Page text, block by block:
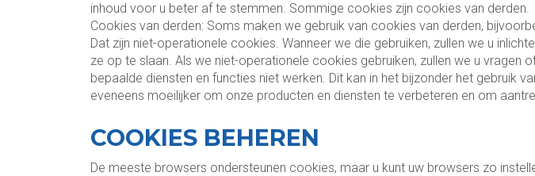
inhoud voor u beter af te stemmen. Sommige cookies zijn cookies van derden.
Cookies van derden: Soms maken we gebruik van cookies van derden,
Dat zijn niet-operationele cookies. Wanneer we die gebruiken, zullen we u
ze op te slaan. Als we niet-operationele cookies gebruiken, zullen we u vragen
bepaalde diensten en functies niet werken. Dit kan in het bijzonder het gebruik
eveneens moeilijker om onze producten en diensten te verbeteren en om
COOKIES BEHEREN
De meeste browsers ondersteunen cookies, maar u kunt uw browsers zo